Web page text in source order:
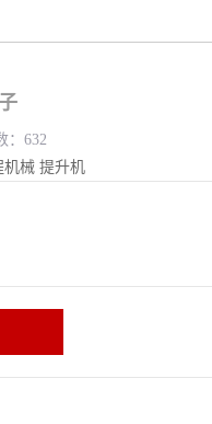
：632
机械 提升机